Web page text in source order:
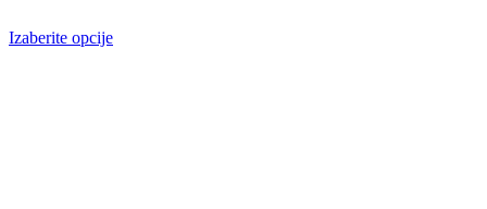
Izaberite opcije